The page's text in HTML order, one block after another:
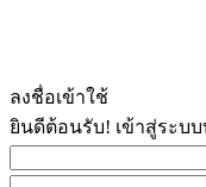
ลงชื่อเข้าใช้
ยินดีต้อนรับ! เข้าสู่ระ